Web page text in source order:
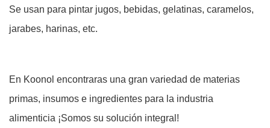
Se usan para pintar jugos, bebidas, gelatinas, caramelos,
jarabes, harinas, etc.
En Koonol encontraras una gran variedad de materias
primas, insumos e ingredientes para la industria
alimenticia ¡Somos su solución integral!